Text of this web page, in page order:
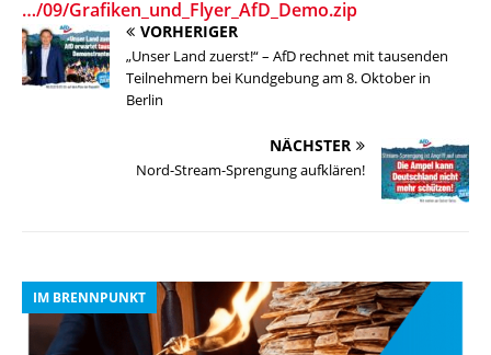
…/09/Grafiken_und_Flyer_AfD_Demo.zip
VORHERIGER
„Unser Land zuerst!“ – AfD rechnet mit tausenden
Teilnehmern bei Kundgebung am 8. Oktober in
Berlin
NÄCHSTER
Nord-Stream-Sprengung aufklären!
IM BRENNPUNKT